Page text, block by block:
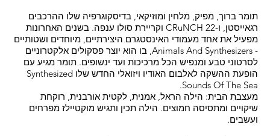
תומר ברוך, מפיק, מלחין ומוזיקאי, בדיסקוגרפיה שלו ההרכבים
רגאייסטן, ו-CRuNCH 22 וקריירת סולו ענפה. בשנים האחרונות
מפעיל את אחד מעמודי האינסטגרם היצירתיים, מיוחדים ושטותיים
- Animals And Synthesizers, בו הוא יוצר פסקולים אלקטרוניים
לסרטוני טבע ומנפיש הכל מרכיכות ועד ינשופים. תומר מגיע עם
הופעת ההשקה לאלבום האודיו ויזואלי החדש שלו Synthesized
Sounds Of The Sea.
מעצבת הבית: הילה הראל, אמנית, לקטית אורבנית, רוקחת
שיקויים ומתסיסה חמוצים. הילה תכין ותגיש מוקטיילז מפרחים
ועשבים.